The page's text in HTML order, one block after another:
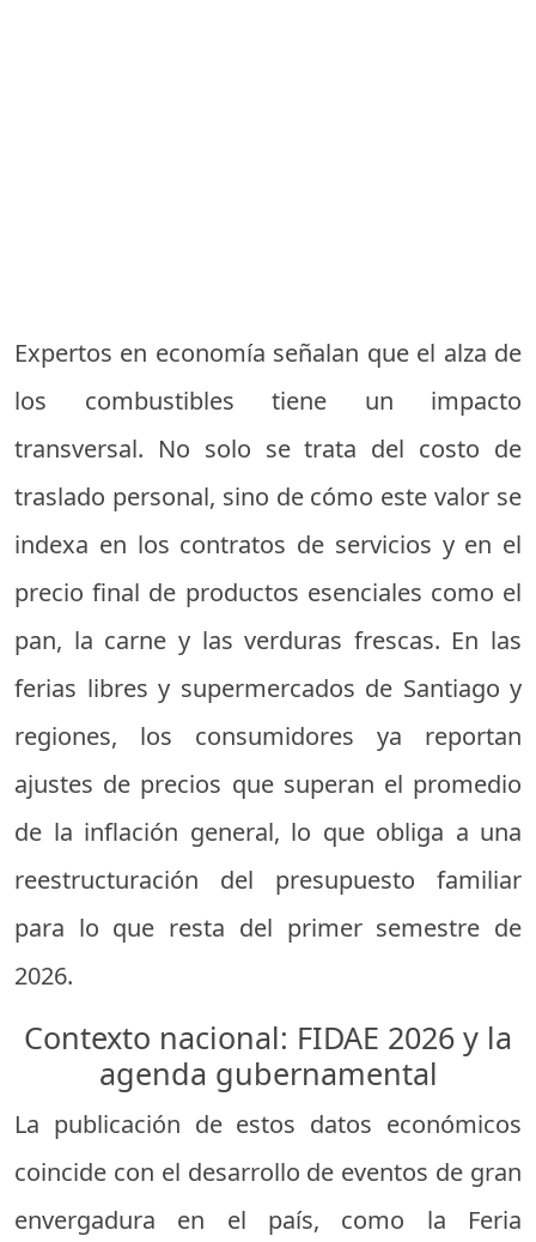
Expertos en economía señalan que el alza de
los combustibles tiene un impacto
transversal. No solo se trata del costo de
traslado personal, sino de cómo este valor se
indexa en los contratos de servicios y en el
precio final de productos esenciales como el
pan, la carne y las verduras frescas. En las
ferias libres y supermercados de Santiago y
regiones, los consumidores ya reportan
ajustes de precios que superan el promedio
de la inflación general, lo que obliga a una
reestructuración del presupuesto familiar
para lo que resta del primer semestre de
2026.
Contexto nacional: FIDAE 2026 y la
agenda gubernamental
La publicación de estos datos económicos
coincide con el desarrollo de eventos de gran
envergadura en el país, como la Feria